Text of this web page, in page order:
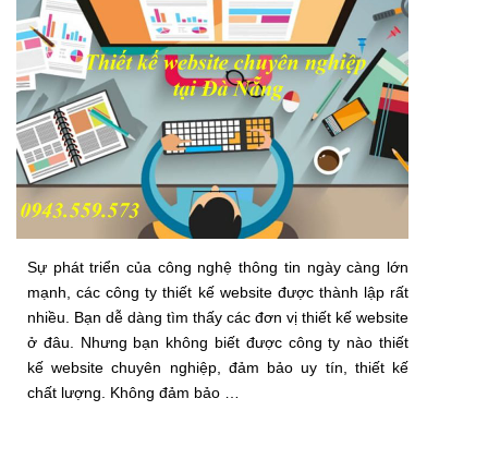
Sự phát triển của công nghệ thông tin ngày càng lớn
mạnh, các công ty thiết kế website được thành lập rất
nhiều. Bạn dễ dàng tìm thấy các đơn vị thiết kế website
ở đâu. Nhưng bạn không biết được công ty nào thiết
kế website chuyên nghiệp, đảm bảo uy tín, thiết kế
chất lượng. Không đảm bảo …